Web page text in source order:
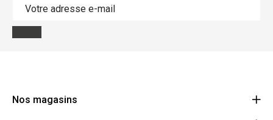
Nos magasins